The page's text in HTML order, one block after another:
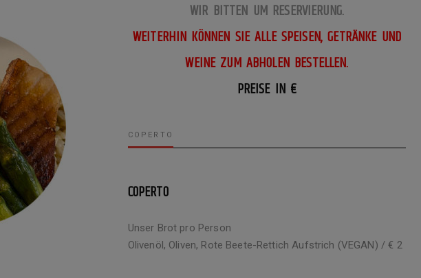
WIR BITTEN UM RESERVIERUNG.
WEITERHIN KÖNNEN SIE ALLE SPEISEN, GETRÄNKE UND
WEINE ZUM ABHOLEN BESTELLEN.
PREISE IN €
COPERTO
COPERTO
Unser Brot pro Person
Olivenöl, Oliven, Rote Beete-Rettich Aufstrich (VEGAN) / € 2